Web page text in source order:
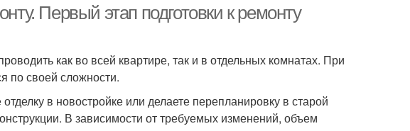
Первый этап подготовки к ремонту
как во всей квартире, так и в отдельных комнатах. При
по своей сложности.
в новостройке или делаете перепланировку в старой
В зависимости от требуемых изменений, объем